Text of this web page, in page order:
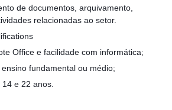
de documentos, arquivamento,
relacionadas ao setor.
Office e facilidade com informática;
fundamental ou médio;
e 22 anos.